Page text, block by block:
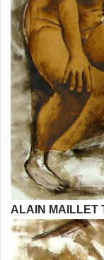
ALAIN MAILLET